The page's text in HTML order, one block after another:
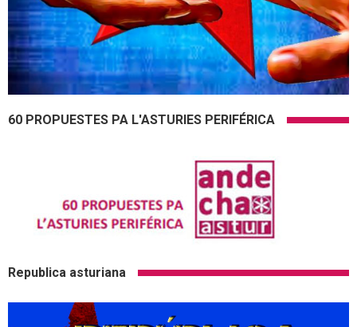
60 PROPUESTES PA L'ASTURIES PERIFÉRICA
Republica asturiana